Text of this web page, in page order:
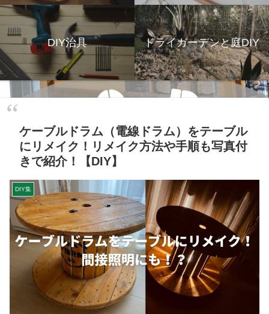
DIY治具 ドライガーデンと庭DIY
ケーブルドラム（電線ドラム）をテーブル
にリメイク！リメイク方法や手順も写真付
きで紹介！【DIY】
DIY集